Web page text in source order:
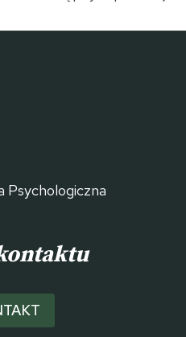
Psychologiczna